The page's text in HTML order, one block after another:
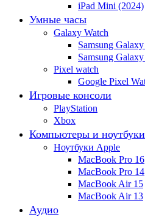
iPad Mini (2024)
Умные часы
Galaxy Watch
Samsung
Samsung
Pixel watch
Google Pixel
Игровые консоли
PlayStation
Xbox
Компьютеры и ноутбуки
Ноутбуки Apple
MacBook Pro 16
MacBook Pro 14
MacBook Air 15
MacBook Air 13
Аудио